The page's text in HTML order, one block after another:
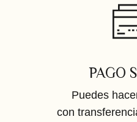
PAGO
Puedes
con